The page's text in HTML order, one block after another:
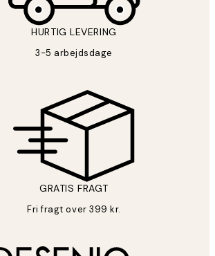
HURTIG LEVERING
3-5 arbejdsdage
GRATIS FRAGT
Fri fragt over 399 kr.